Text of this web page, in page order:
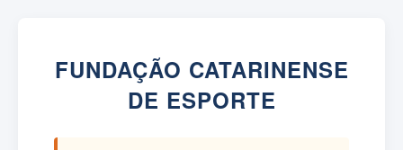
FUNDAÇÃO CATARINENSE
DE ESPORTE